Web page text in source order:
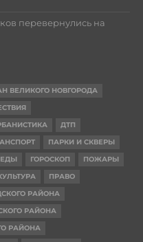
перевернулись на
ВЕЛИКОГО НОВГОРОДА
ДТП
ПАРКИ И СКВЕРЫ
ГОРОСКОП
ПОЖАРЫ
ПРАВО
РАЙОНА
РАЙОНА
РАЙОНА